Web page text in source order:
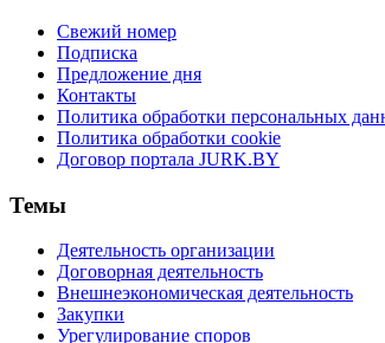
Свежий номер
Подписка
Предложение дня
Контакты
Политика обработки персональных
Политика обработки cookie
Договор портала JURK.BY
Темы
Деятельность организации
Договорная деятельность
Внешнеэкономическая деятельность
Закупки
Урегулирование споров